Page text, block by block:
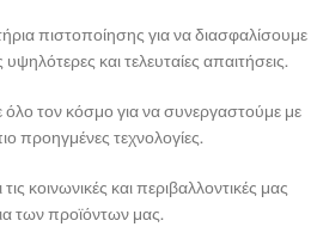
πιστοποίησης για να διασφαλίσουμε
και τελευταίες απαιτήσεις.
τον κόσμο για να συνεργαστούμε με
προηγμένες τεχνολογίες.
κοινωνικές και περιβαλλοντικές μας
των προϊόντων μας.